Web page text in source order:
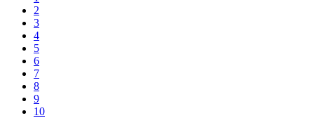
2
3
4
5
6
7
8
9
10